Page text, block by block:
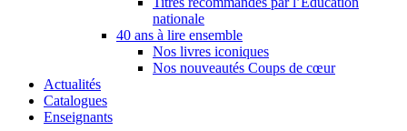
nationale
40 ans à lire ensemble
Nos livres iconiques
Nos nouveautés Coups de cœur
Actualités
Catalogues
Enseignants